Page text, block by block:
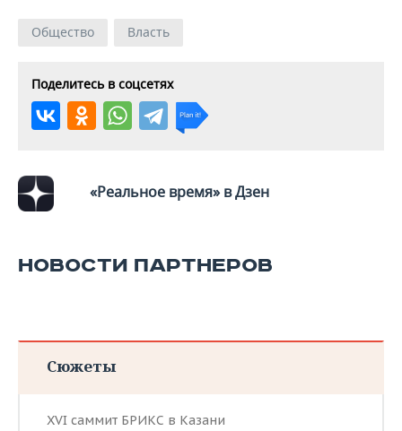
Общество Власть
Поделитесь в соцсетях
«Реальное время» в Дзен
НОВОСТИ ПАРТНЕРОВ
Сюжеты
XVI саммит БРИКС в Казани